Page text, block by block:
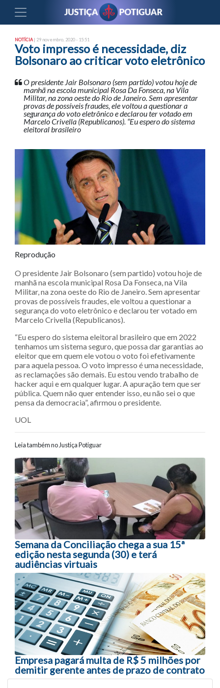
NOTÍCIA | 29 novembro, 2020 - 15:51
Voto impresso é necessidade, diz
Bolsonaro ao criticar voto eletrônico
O presidente Jair Bolsonaro (sem partido) votou hoje de
manhã na escola municipal Rosa Da Fonseca, na Vila
Militar, na zona oeste do Rio de Janeiro. Sem apresentar
provas de possíveis fraudes, ele voltou a questionar a
segurança do voto eletrônico e declarou ter votado em
Marcelo Crivella (Republicanos). “Eu espero do sistema
eleitoral brasileiro
Reprodução
O presidente Jair Bolsonaro (sem partido) votou hoje de
manhã na escola municipal Rosa Da Fonseca, na Vila
Militar, na zona oeste do Rio de Janeiro. Sem apresentar
provas de possíveis fraudes, ele voltou a questionar a
segurança do voto eletrônico e declarou ter votado em
Marcelo Crivella (Republicanos).
“Eu espero do sistema eleitoral brasileiro que em 2022
tenhamos um sistema seguro, que possa dar garantias ao
eleitor que em quem ele votou o voto foi efetivamente
para aquela pessoa. O voto impresso é uma necessidade,
as reclamações são demais. Eu estou vendo trabalho de
hacker aqui e em qualquer lugar. A apuração tem que ser
pública. Quem não quer entender isso, eu não sei o que
pensa da democracia”, afirmou o presidente.
UOL
Leia também no Justiça Potiguar
Navegação entre posts
Semana da Conciliação chega a sua 15ª
edição nesta segunda (30) e terá
audiências virtuais
Empresa pagará multa de R$ 5 milhões por
demitir gerente antes de prazo de contrato